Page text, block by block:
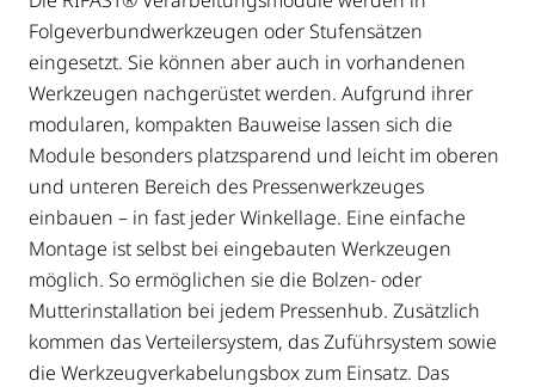
Folgeverbundwerkzeugen oder Stufensätzen
eingesetzt. Sie können aber auch in vorhandenen
Werkzeugen nachgerüstet werden. Aufgrund ihrer
modularen, kompakten Bauweise lassen sich die
Module besonders platzsparend und leicht im oberen
und unteren Bereich des Pressenwerkzeuges
einbauen – in fast jeder Winkellage. Eine einfache
Montage ist selbst bei eingebauten Werkzeugen
möglich. So ermöglichen sie die Bolzen- oder
Mutterinstallation bei jedem Pressenhub. Zusätzlich
kommen das Verteilersystem, das Zuführsystem sowie
die Werkzeug­verkabelungs­box zum Einsatz. Das